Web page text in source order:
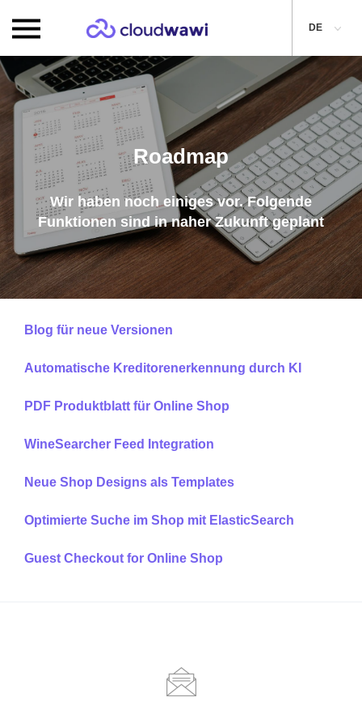
DE
Roadmap
Wir haben noch einiges vor. Folgende
Funktionen sind in naher Zukunft geplant
Blog für neue Versionen
Automatische Kreditorenerkennung durch KI
PDF Produktblatt für Online Shop
WineSearcher Feed Integration
Neue Shop Designs als Templates
Optimierte Suche im Shop mit ElasticSearch
Guest Checkout for Online Shop